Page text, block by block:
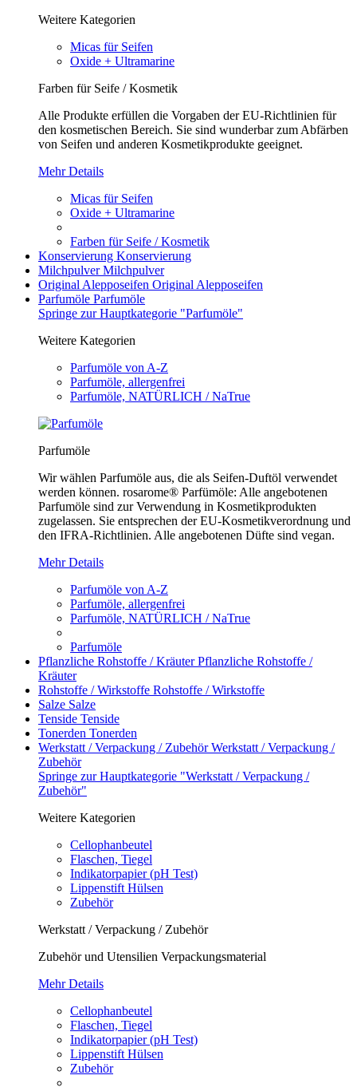
Weitere Kategorien
Micas für Seifen
Oxide + Ultramarine
Farben für Seife / Kosmetik
Alle Produkte erfüllen die Vorgaben der EU-Richtlinien für
den kosmetischen Bereich. Sie sind wunderbar zum Abfärben
von Seifen und anderen Kosmetikprodukte geeignet.
Mehr Details
Micas für Seifen
Oxide + Ultramarine
Farben für Seife / Kosmetik
Konservierung Konservierung
MilchpulverMilchpulver
Original Alepposeifen Original Alepposeifen
Parfumöle Parfumöle
Springe zur Hauptkategorie "Parfumöle"
Weitere Kategorien
Parfumöle von A-Z
Parfumöle, allergenfrei
Parfumöle, NATÜRLICH / NaTrue
Parfumöle
Wir wählen Parfumöle aus, die als Seifen-Duftöl verwendet
werden können. rosarome® Parfümöle: Alle angebotenen
Parfumöle sind zur Verwendung in Kosmetikprodukten
zugelassen. Sie entsprechen der EU-Kosmetikverordnung und
den IFRA-Richtlinien. Alle angebotenen Düfte sind vegan.
Mehr Details
Parfumöle von A-Z
Parfumöle, allergenfrei
Parfumöle, NATÜRLICH / NaTrue
Parfumöle
Pflanzliche Rohstoffe / KräuterPflanzliche Rohstoffe /
Kräuter
Rohstoffe / Wirkstoffe Rohstoffe / Wirkstoffe
Salze Salze
Tenside Tenside
Tonerden Tonerden
Werkstatt / Verpackung / ZubehörWerkstatt / Verpackung /
Zubehör
Springe zur Hauptkategorie "Werkstatt / Verpackung /
Zubehör"
Weitere Kategorien
Cellophanbeutel
Flaschen, Tiegel
Indikatorpapier (pH Test)
Lippenstift Hülsen
Zubehör
Werkstatt / Verpackung / Zubehör
Zubehör und Utensilien Verpackungsmaterial
Mehr Details
Cellophanbeutel
Flaschen, Tiegel
Indikatorpapier (pH Test)
Lippenstift Hülsen
Zubehör